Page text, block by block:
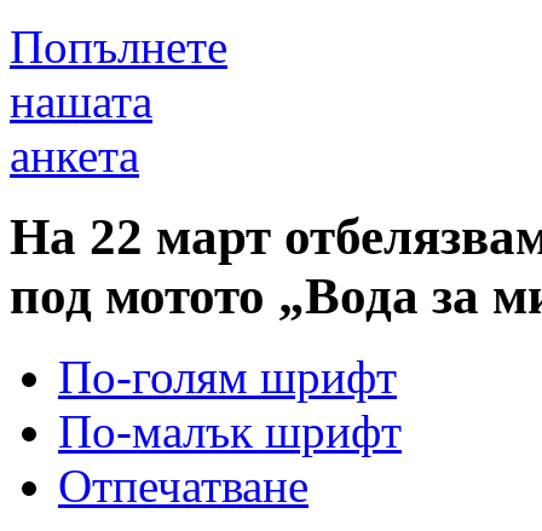
Попълнете
нашата
анкета
На 22 март
под мотото „Вода за
По-голям шрифт
По-малък шрифт
Отпечатване